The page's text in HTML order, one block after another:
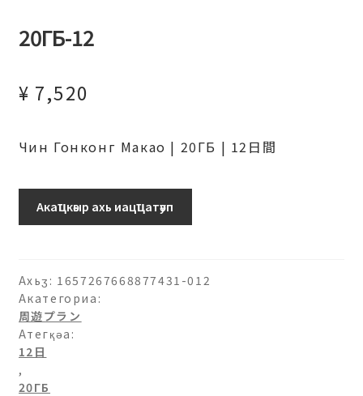
20ГБ-12
¥ 7,520
Чин Гонконг Макао | 20ГБ | 12日間
ахыԥхьаӡара
Акаҵкәыр ахь иацҵатәуп
Ахьӡ: 1657267668877431-012
Акатегориа:
周遊プラン
Атегқәа:
12日
,
20ГБ